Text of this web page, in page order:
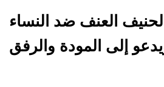
الحنيف العنف ضد النساء
إلى المودة والرفق